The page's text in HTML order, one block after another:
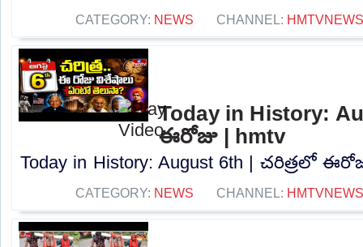
CATEGORY: NEWS CHANNEL: HMTVNEWS
Today in History:
ఈరోజు | hmtv
Today in History: August 6th | చరిత్రలో
CATEGORY: NEWS CHANNEL: HMTVNEWS